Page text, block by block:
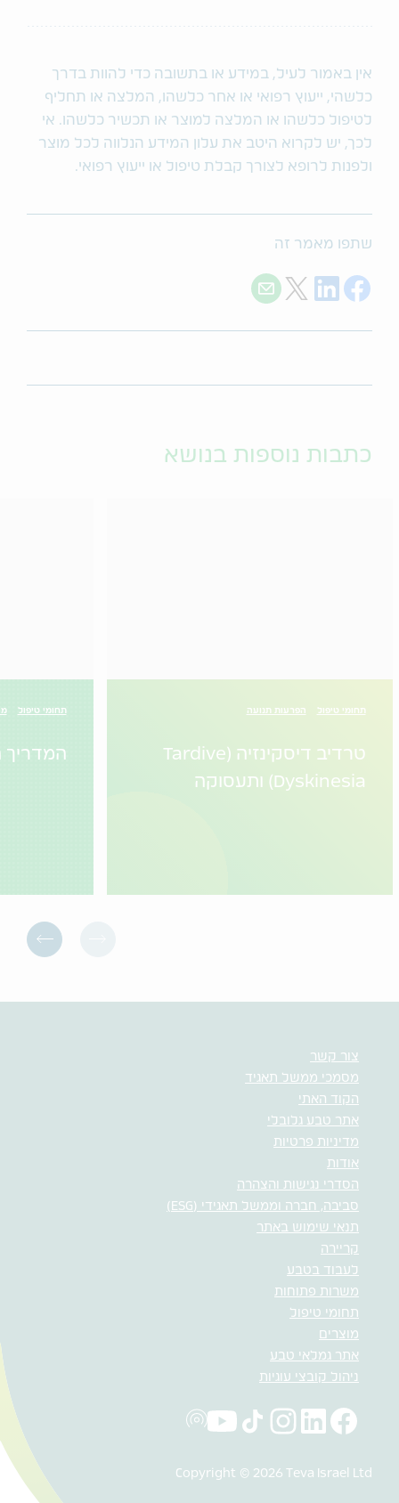
אין באמור לעיל, במידע או בתשובה כדי להוות בדרך
כלשהי, ייעוץ רפואי או אחר כלשהו, המלצה או תחליף
לטיפול כלשהו או המלצה למוצר או תכשיר כלשהו. אי
לכך, יש לקרוא היטב את עלון המידע הנלווה לכל מוצר
ולפנות לרופא לצורך קבלת טיפול או ייעוץ רפואי.
שתפו מאמר זה
Share on Facebook
Share on LinkedIn
Share on Twitter
Share with E-mail
כתבות נוספות בנושא
תחומי טיפול הפרעות תנועה
טרדיב דיסקינזיה (Tardive
Dyskinesia) ותעסוקה
תחומי טיפול
המדריך
צור קשר
מסמכי ממשל תאגיד
הקוד האתי
אתר טבע גלובלי
מדיניות פרטיות
אודות
הסדרי נגישות והצהרה
סביבה, חברה וממשל תאגידי (ESG)
תנאי שימוש באתר
קריירה
לעבוד בטבע
משרות פתוחות
תחומי טיפול
מוצרים
אתר גמלאי טבע
ניהול קובצי עוגיות
Copyright © 2026 Teva Israel Ltd